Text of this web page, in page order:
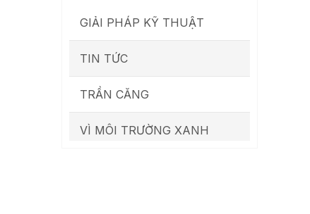
GIẢI PHÁP KỸ THUẬT
TIN TỨC
TRẦN CĂNG
VÌ MÔI TRƯỜNG XANH